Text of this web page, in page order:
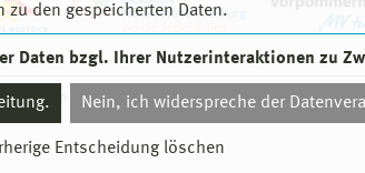
den gespeicherten Daten.
Daten bzgl. Ihrer Nutzerinteraktionen zu
Nein, ich widerspreche der
Entscheidung löschen
© 2026 Hochschule Wismar